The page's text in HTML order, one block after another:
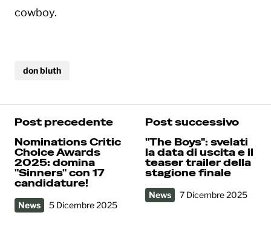
cowboy.
don bluth
Post precedente
Nominations Critic
Choice Awards
2025: domina
"Sinners" con 17
candidature!
News 5 Dicembre 2025
Post successivo
"The Boys": svelati
la data di uscita e il
teaser trailer della
stagione finale
News 7 Dicembre 2025